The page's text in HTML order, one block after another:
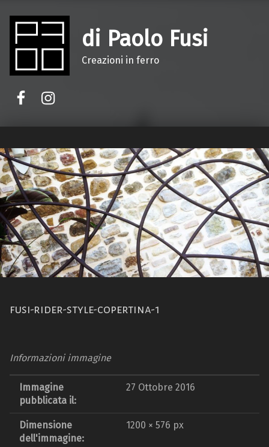
di Paolo Fusi
Creazioni in ferro
fusi-rider-style-copertina-1
Informazioni immagine
Immagine
pubblicata il:
27 Ottobre 2016
Dimensione
dell'immagine:
1200 × 576 px